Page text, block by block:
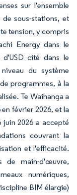
sur l'ensemble
sous-stations, et
tension, y compris
Energy dans le
cité dans le
du système
programmes, à la
Te Waihanga a
février 2026, et la
2026 a accepté
couvrant la
et l'efficacité.
de main-d'œuvre,
numériques,
BIM élargie)